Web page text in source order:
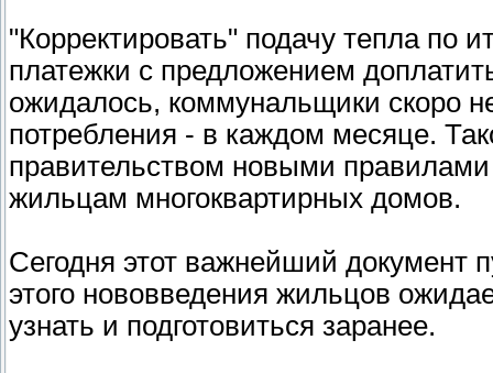
"Корректировать" подачу тепла по
платежки с предложением
ожидалось, коммунальщики скоро
потребления - в каждом месяце.
правительством новыми
жильцам многоквартирных домов.
Сегодня этот важнейший документ
этого нововведения жильцов
узнать и подготовиться заранее.